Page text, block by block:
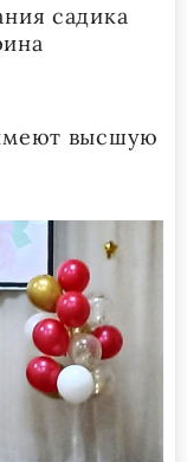
садика
высшую